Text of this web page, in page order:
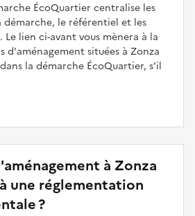
ÉcoQuartier centralise les
le référentiel et les
Le lien ci-avant vous mènera à la
d'aménagement situées à Zonza
la démarche ÉcoQuartier, s'il
à Zonza
une réglementation
?